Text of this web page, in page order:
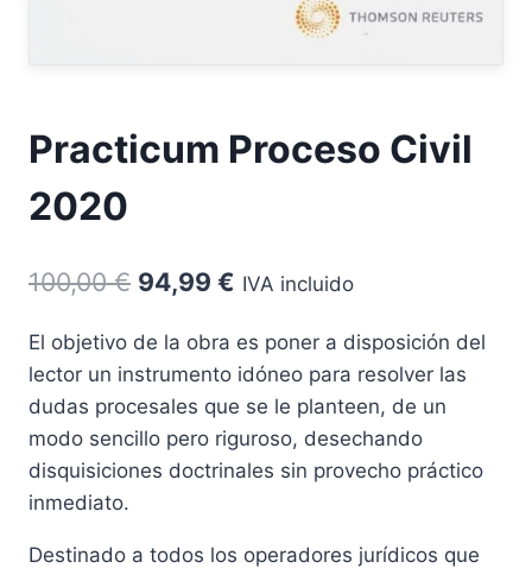
Practicum Proceso Civil
2020
100,00€ El
original
era:
100,00 €.
94,99 € El
actual
es:
94,99 €.
IVA incluido
El objetivo de la obra es poner a disposición del
lector un instrumento idóneo para resolver las
dudas procesales que se le planteen, de un
modo sencillo pero riguroso, desechando
disquisiciones doctrinales sin provecho práctico
inmediato.
Destinado a todos los operadores jurídicos que